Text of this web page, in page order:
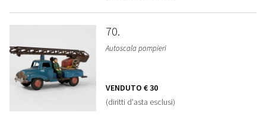
70
Autoscala pompieri
VENDUTO € 30
(diritti d'asta esclusi)